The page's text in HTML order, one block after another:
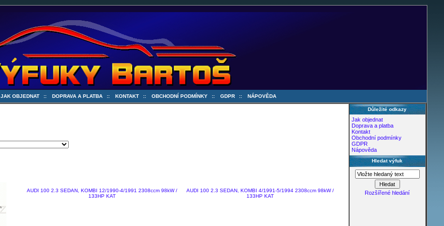
JAK OBJEDNAT :: DOPRAVA A PLATBA :: KONTAKT :: OBCHODNÍ PODMÍNKY :: GDPR :: NÁPOVĚDA
AUDI 100 2.3 SEDAN, KOMBI 12/1990-4/1991 2308ccm 98kW /
133HP KAT
AUDI 100 2.3 SEDAN, KOMBI 4/1991-5/1994 2308ccm 98kW /
133HP KAT
Důležité odkazy
Jak objednat
Doprava a platba
Kontakt
Obchodní podmínky
GDPR
Nápověda
Hledat výfuk
Rozšířené hledání